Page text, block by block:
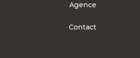
Agence
Contact